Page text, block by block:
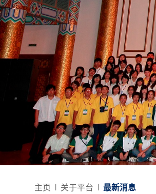
主页 关于平台 最新消息